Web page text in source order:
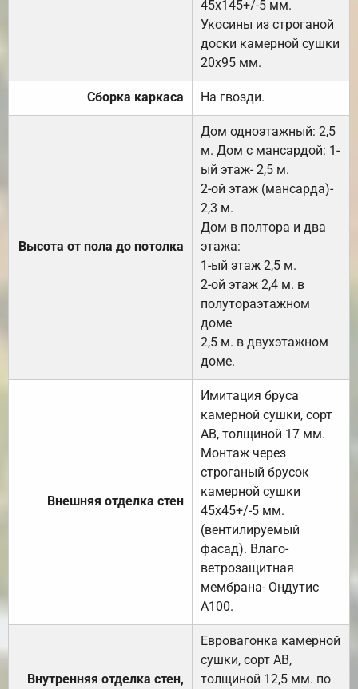
45х145+/-5 мм.
Укосины из строганой
доски камерной сушки
20х95 мм.
Сборка каркаса На гвозди.
Высота от пола до потолка
Дом одноэтажный: 2,5
м. Дом с мансардой: 1-
ый этаж- 2,5 м.
2-ой этаж (мансарда)-
2,3 м.
Дом в полтора и два
этажа:
1-ый этаж 2,5 м.
2-ой этаж 2,4 м. в
полутораэтажном
доме
2,5 м. в двухэтажном
доме.
Внешняя отделка стен
Имитация бруса
камерной сушки, сорт
АВ, толщиной 17 мм.
Монтаж через
строганый брусок
камерной сушки
45х45+/-5 мм.
(вентилируемый
фасад). Влаго-
ветрозащитная
мембрана- Ондутис
А100.
Внутренняя отделка стен,
Евровагонка камерной
сушки, сорт АВ,
толщиной 12,5 мм. по